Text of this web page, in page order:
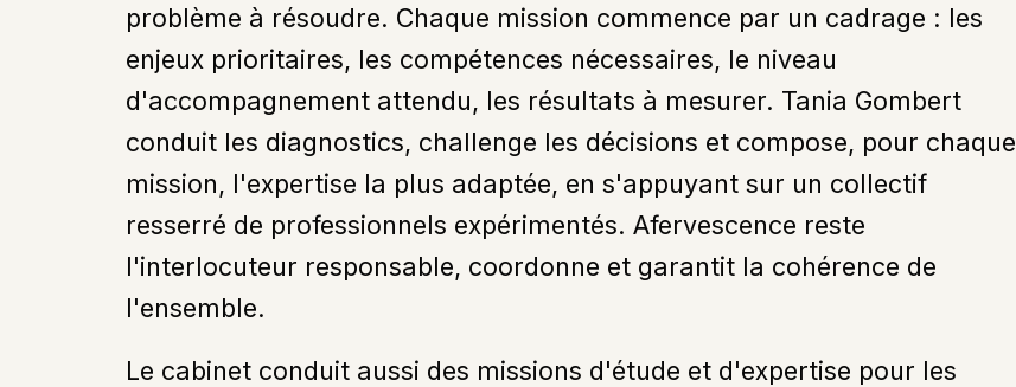
problème à résoudre. Chaque mission commence par un cadrage : les
enjeux prioritaires, les compétences nécessaires, le niveau
d'accompagnement attendu, les résultats à mesurer. Tania Gombert
conduit les diagnostics, challenge les décisions et compose, pour chaque
mission, l'expertise la plus adaptée, en s'appuyant sur un collectif
resserré de professionnels expérimentés. Afervescence reste
l'interlocuteur responsable, coordonne et garantit la cohérence de
l'ensemble.
Le cabinet conduit aussi des missions d'étude et d'expertise pour les